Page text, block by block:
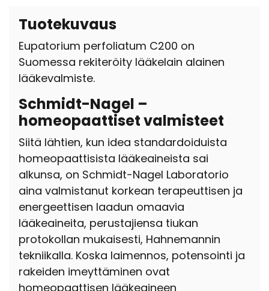
Tuotekuvaus
Eupatorium perfoliatum C200 on
Suomessa rekiteröity lääkelain alainen
lääkevalmiste.
Schmidt-Nagel –
homeopaattiset valmisteet
Siitä lähtien, kun idea standardoiduista
homeopaattisista lääkeaineista sai
alkunsa, on Schmidt-Nagel Laboratorio
aina valmistanut korkean terapeuttisen ja
energeettisen laadun omaavia
lääkeaineita, perustajiensa tiukan
protokollan mukaisesti, Hahnemannin
tekniikalla. Koska laimennos, potensointi ja
rakeiden imeyttäminen ovat
homeopaattisen lääkeaineen